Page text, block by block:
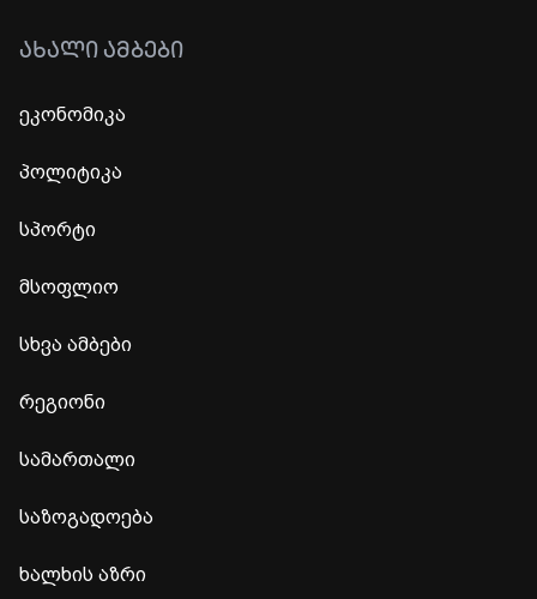
ᲐᲮᲐᲚᲘ ᲐᲛᲑᲔᲑᲘ
ეკონომიკა
პოლიტიკა
სპორტი
მსოფლიო
სხვა ამბები
რეგიონი
სამართალი
საზოგადოება
ხალხის აზრი